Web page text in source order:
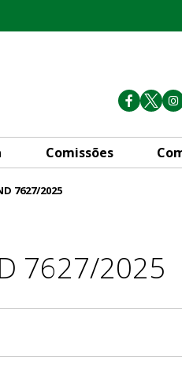
Comissões
7627/2025
7627/2025